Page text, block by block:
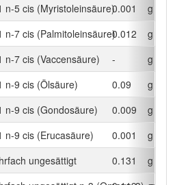
n-5 cis (Myristoleinsäure)0.001
g
n-7 cis (Palmitoleinsäure)0.012
g
n-7 cis (Vaccensäure)
-
g
n-9 cis (Ölsäure)
0.09
g
n-9 cis (Gondosäure)
0.009
g
n-9 cis (Erucasäure)
0.001
g
ungesättigt
0.131
g